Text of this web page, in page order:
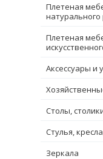
Плетеная
натурального
Плетеная
Аксессуары и
Столы,
Стулья,
Зеркала